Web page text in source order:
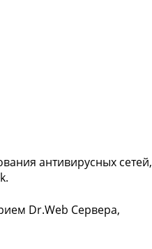
антивирусных сетей,
Dr.Web Сервера,